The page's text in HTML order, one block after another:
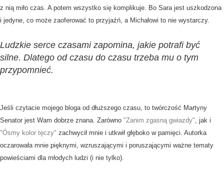
z nią miło czas. A potem wszystko się komplikuje. Bo Sara jest uszkodzona
i jedyne, co może zaoferować to przyjaźń, a Michałowi to nie wystarczy.
Ludzkie serce czasami zapomina, jakie potrafi być
silne. Dlatego od czasu do czasu trzeba mu o tym
przypomnieć.
Jeśli czytacie mojego bloga od dłuższego czasu, to twórczość Martyny
Senator jest Wam dobrze znana. Zarówno "Zanim zgasną gwiazdy", jak i
"Ósmy kolor tęczy" zachwycił mnie i utkwił głęboko w pamięci. Autorka
oczarowała mnie pięknymi, wzruszającymi i poruszającymi ważne tematy
powieściami dla młodych ludzi (i nie tylko).